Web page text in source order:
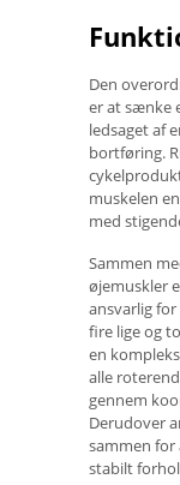
Den
er at sænke
ledsaget af
bortføring.
muskelen
med
Sammen
øjemuskler
ansvarlig
fire lige og
en
alle
gennem
Derudover
sammen for
stabilt